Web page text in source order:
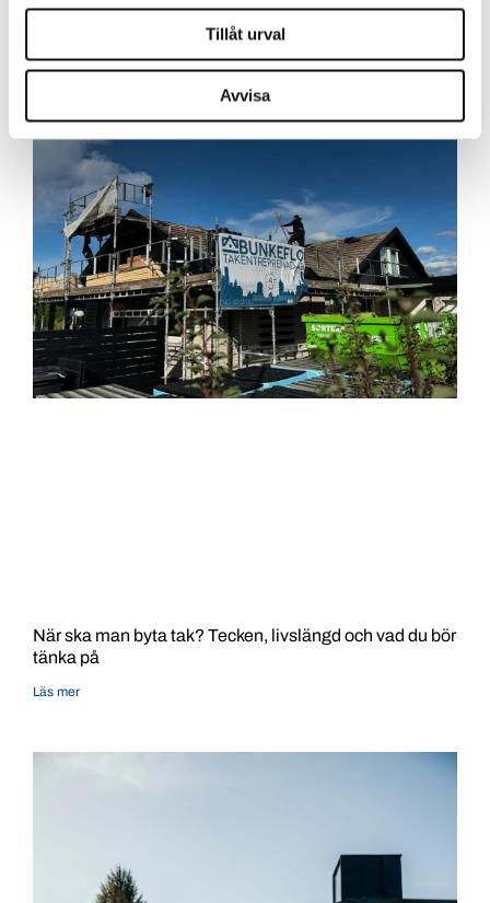
Tillåt urval
Avvisa
När ska man byta tak? Tecken, livslängd och vad du bör
tänka på
Läs mer